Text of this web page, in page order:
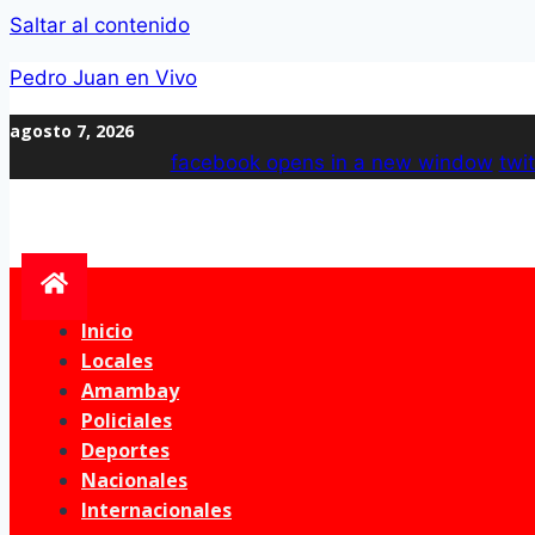
Saltar al contenido
Pedro Juan en Vivo
agosto 7, 2026
facebookopens in a new window
Inicio
Locales
Amambay
Policiales
Deportes
Nacionales
Internacionales